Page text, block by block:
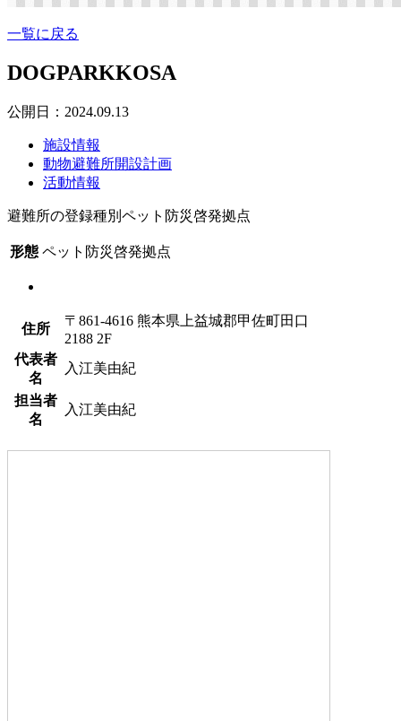
一覧に戻る
DOGPARKKOSA
公開日：2024.09.13
施設情報
動物避難所開設計画
活動情報
避難所の登録種別 ペット防災啓発拠点
形態 ペット防災啓発拠点
住所
〒861-4616 熊本県上益城郡甲佐町田口
2188 2F
代表者
名
入江美由紀
担当者
名
入江美由紀